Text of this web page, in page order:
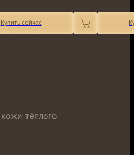
Купить сейчас
тёплого